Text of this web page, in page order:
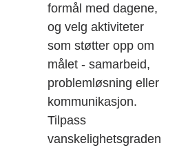
formål med dagene,
og velg aktiviteter
som støtter opp om
målet - samarbeid,
problemløsning eller
kommunikasjon.
Tilpass
vanskelighetsgraden